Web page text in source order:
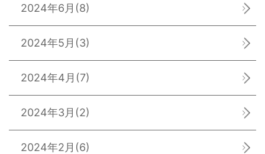
2024年6月 (8)
2024年5月 (3)
2024年4月 (7)
2024年3月 (2)
2024年2月 (6)